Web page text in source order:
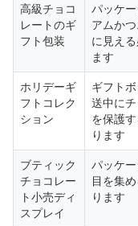
高級チョコ
レートのギ
フト包装
パッケ
アムか
に見え
ます
ホリデーギ
フトコレク
ション
ギフト
送中に
を保護
ります
ブティック
チョコレー
ト小売ディ
スプレイ
パッケ
目を集
ります